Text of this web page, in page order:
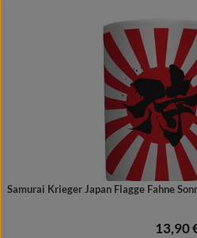
Details
Samurai Krieger Japan Flagge Fahne
13,90